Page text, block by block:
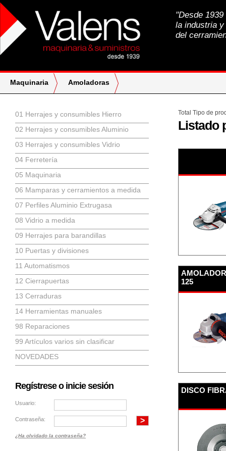
"Desde
la industria
del
Maquinaria Amoladoras
01 Herrajes y consumibles Hierro
02 Herrajes y consumibles Aluminio
03 Herrajes y consumibles Vidrio
04 Ferretería
05 Maquinaria
06 Mamparas y cerramientos a medida
07 Perfiles Aluminio Extrugasa
08 Vidrio a medida
09 Herrajes para barandillas
10 Puertas y divisiones
11 Automatismos
12 Cierrapuertas
13 Cerraduras
14 Herramientas manuales
98 Reparaciones
99 Artículos varios sin clasificar
NOVEDADES
Regístrese o inicie sesión
Usuario:
Contraseña:
¿Ha olvidado la contraseña?
Total Tipo de
Listado
125
DISCO